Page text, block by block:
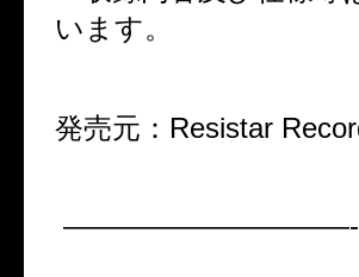
います。
発売元： Resistar
——————————-